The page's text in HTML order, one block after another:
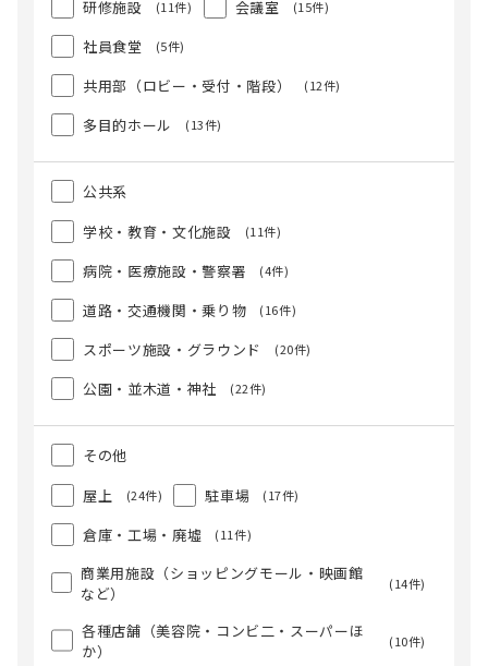
研修施設 (11件) 会議室 (15件)
社員食堂 (5件)
共用部（ロビー・受付・階段） (12件)
多目的ホール (13件)
公共系
学校・教育・文化施設
(11件)
病院・医療施設・警察署 (4件)
道路・交通機関・乗り物 (16件)
スポーツ施設・グラウンド (20件)
公園・並木道・神社 (22件)
その他
屋上
(24件) 駐車場 (17件)
倉庫・工場・廃墟 (11件)
商業用施設（ショッピングモール・映画館
など）
(14件)
各種店舗（美容院・コンビ二・スーパーほ
か）
(10件)